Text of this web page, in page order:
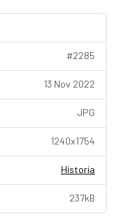
#2285
13 Nov 2022
JPG
1240x1754
Historia
237kB